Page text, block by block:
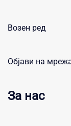
Возен ред
Објави на
За нас